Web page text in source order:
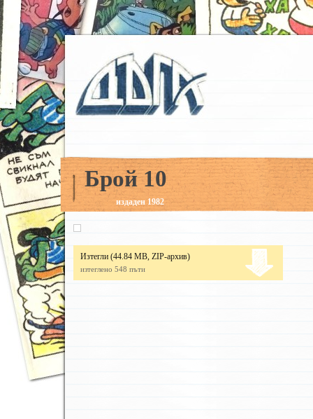
Брой 10
издаден 1982
Изтегли (44.84 MB, ZIP-архив)
изтеглено 548 пъти